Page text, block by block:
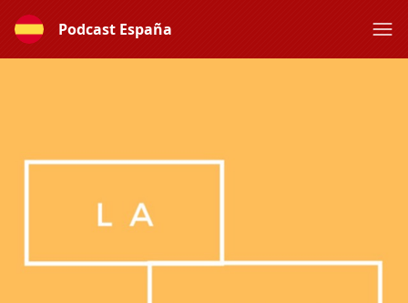
Podcast España